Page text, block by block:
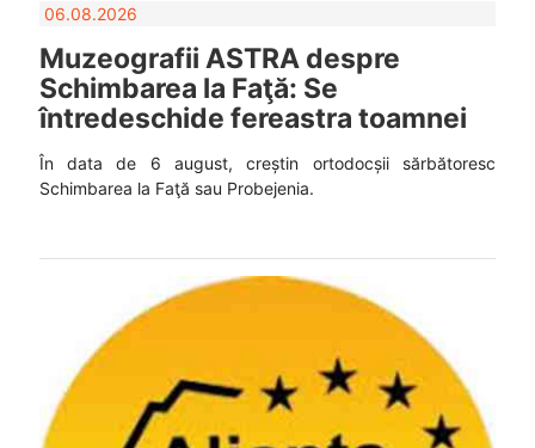
06.08.2026
Muzeografii ASTRA despre
Schimbarea la Faţă: Se
întredeschide fereastra toamnei
În data de 6 august, creștin ortodocșii sărbătoresc
Schimbarea la Faţă sau Probejenia.